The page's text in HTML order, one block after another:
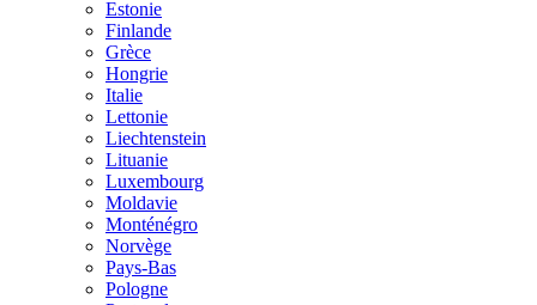
Estonie
Finlande
Grèce
Hongrie
Italie
Lettonie
Liechtenstein
Lituanie
Luxembourg
Moldavie
Monténégro
Norvège
Pays-Bas
Pologne